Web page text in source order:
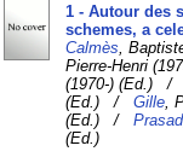
1 - Autour des
schemes, a
Calmès ,
Pierre-Henri
(1970-) (Ed.)
(Ed.) /Gille ,
(Ed.) /Prasad
(Ed.)